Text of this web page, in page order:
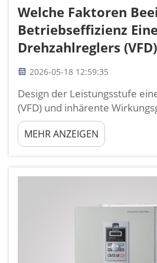
Welche Faktoren
Betriebseffizienz
Drehzahlreglers
2026-05-18 12:59:35
Design der Leistungsstufe
(VFD) und inhärente
Verlustmechanismen in
Zwischenkreis- und
Leistungsumwandlung bei
– Gleichrichter,
verursacht. Der re...
MEHR ANZEIGEN